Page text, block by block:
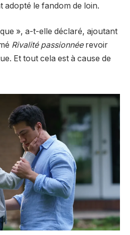
adopté le fandom de loin.
», a-t-elle déclaré, ajoutant
Rivalité passionnéerevoir
Et tout cela est à cause de